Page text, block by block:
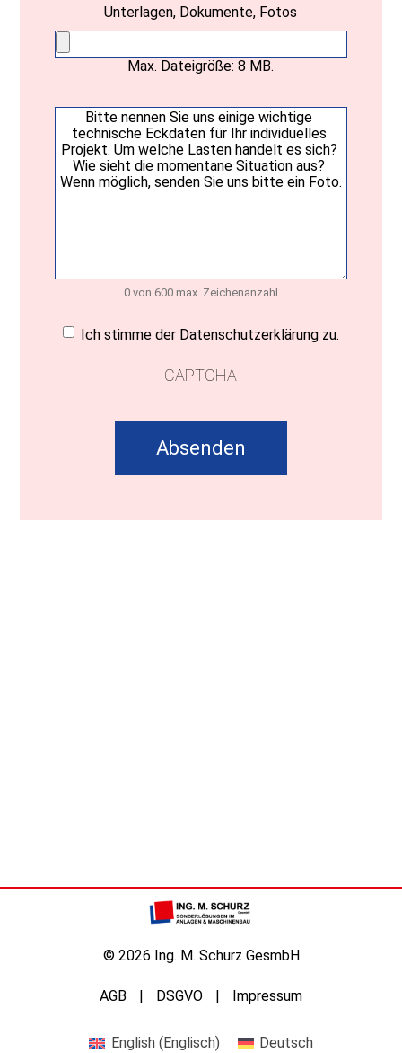
Unterlagen, Dokumente, Fotos
Max. Dateigröße: 8 MB.
Ihre
Nachricht(erforderlich)
0 von 600 max. Zeichenanzahl
Einwilligung(erforderlich)
Ich stimme der Datenschutzerklärung zu.
CAPTCHA
© 2026 Ing. M. Schurz GesmbH
AGB DSGVO Impressum
English(Englisch) Deutsch